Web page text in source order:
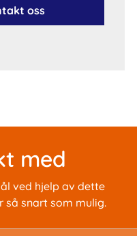
oss
med
ved hjelp av dette
så snart som mulig.